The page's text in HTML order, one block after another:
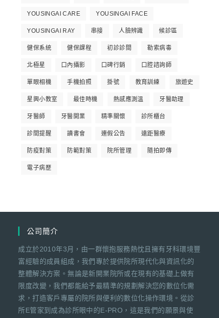
YOUSINGAI CARE YOUSINGAI FACE
YOUSINGAI RAY 串接 人臉辨識 候診區
健保系統 健保課程 初診診間 勒索病毒
北極星 口內攝影 口碑行銷 口腔諮詢師
單眼相機 手機拍照 掛號 教育訓練 旅遊史
星興小教室 最佳時機 熱感應測溫 牙醫助理
牙醫師 牙醫開業 精準關懷 診所櫃台
診間提醒 讀書會 連假公告 遠距醫療
防疫對策 防範對策 院所管理 隨拍即傳
電子病歷
公司簡介
成立於2010年3月，由一群懷抱服務熱忱且擁有牙科環境豐
富經驗的成員組成，我們專於提供院所現代化與資訊化的
整體解決方案。無論是新開業院所或在現有的基礎上做有
限度改變，我們都能給予最精準的規劃解決您的數位化需
求，打造客戶專屬的院所與便利的數位化操作環境。從診
所E管家到成為診所眼中的E-PRO，這是我們的願景與使